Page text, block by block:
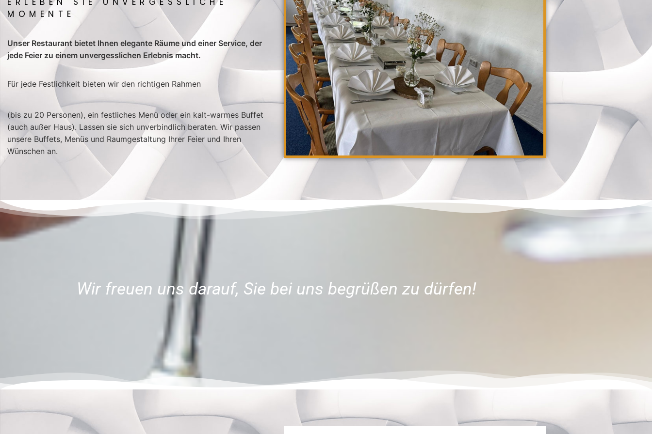
MOMENTE
Unser Restaurant bietet Ihnen elegante Räume und einer Service, der
jede Feier zu einem unvergesslichen Erlebnis macht.
Für jede Festlichkeit bieten wir den richtigen Rahmen
(bis zu 20 Personen), ein festliches Menü oder ein kalt-warmes Buffet
(auch außer Haus). Lassen sie sich unverbindlich beraten. Wir passen
unsere Buffets, Menüs und Raumgestaltung Ihrer Feier und Ihren
Wünschen an.
Wir freuen uns darauf, Sie bei uns begrüßen zu dürfen!